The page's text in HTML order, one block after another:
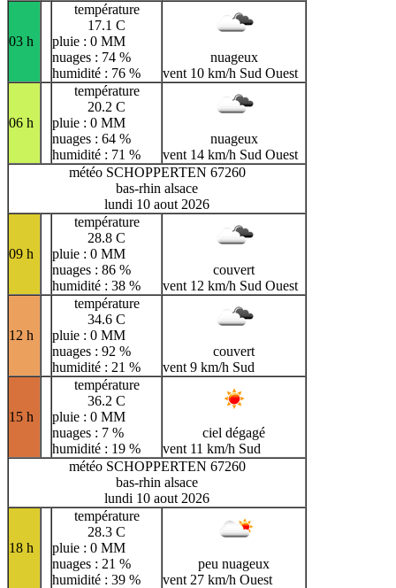
03 h
température
17.1 C
pluie : 0 MM
nuages : 74 %
humidité : 76 %
nuageux
vent 10 km/h Sud Ouest
06 h
température
20.2 C
pluie : 0 MM
nuages : 64 %
humidité : 71 %
nuageux
vent 14 km/h Sud Ouest
météo SCHOPPERTEN 67260
bas-rhin alsace
lundi 10 aout 2026
09 h
température
28.8 C
pluie : 0 MM
nuages : 86 %
humidité : 38 %
couvert
vent 12 km/h Sud Ouest
12 h
température
34.6 C
pluie : 0 MM
nuages : 92 %
humidité : 21 %
couvert
vent 9 km/h Sud
15 h
température
36.2 C
pluie : 0 MM
nuages : 7 %
humidité : 19 %
ciel dégagé
vent 11 km/h Sud
météo SCHOPPERTEN 67260
bas-rhin alsace
lundi 10 aout 2026
18 h
température
28.3 C
pluie : 0 MM
nuages : 21 %
humidité : 39 %
peu nuageux
vent 27 km/h Ouest